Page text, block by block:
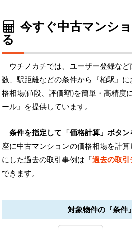
今すぐ中古マンシ
る
ウチノカチでは、ユーザー登録な
数、駅距離などの条件から『柏駅』
格相場(値段、評価額)を簡単・高精度
ール』を提供しています。
条件を指定して「価格計算」ボタン
座に中古マンションの価格相場を計
にした過去の取引事例は「過去の取
できます。
対象物件の『条件